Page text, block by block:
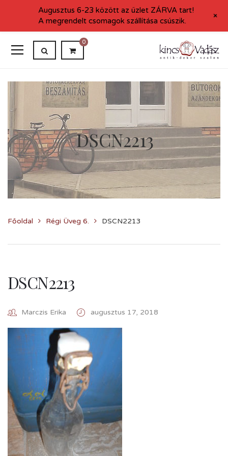
0
DSCN2213
Főoldal Régi Üveg 6. DSCN2213
DSCN2213
Marczis Erika augusztus 17, 2018
Augusztus 6-23 között az üzlet ZÁRVA tart!
A megrendelt csomagok szállítása csúszik.
+